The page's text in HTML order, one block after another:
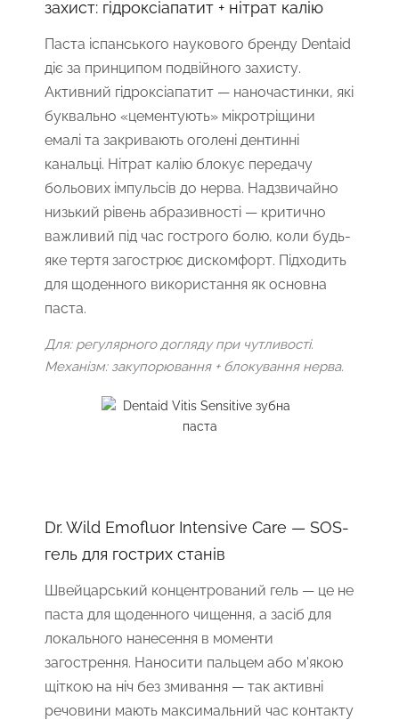
захист: гідроксіапатит + нітрат калію
Паста іспанського наукового бренду Dentaid
діє за принципом подвійного захисту.
Активний гідроксіапатит — наночастинки, які
буквально «цементують» мікротріщини
емалі та закривають оголені дентинні
канальці. Нітрат калію блокує передачу
больових імпульсів до нерва. Надзвичайно
низький рівень абразивності — критично
важливий під час гострого болю, коли будь-
яке тертя загострює дискомфорт. Підходить
для щоденного використання як основна
паста.
Для: регулярного догляду при чутливості.
Механізм: закупорювання + блокування нерва.
Dr. Wild Emofluor Intensive Care — SOS-
гель для гострих станів
Швейцарський концентрований гель — це не
паста для щоденного чищення, а засіб для
локального нанесення в моменти
загострення. Наносити пальцем або м'якою
щіткою на ніч без змивання — так активні
речовини мають максимальний час контакту